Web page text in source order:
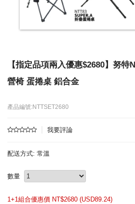
【指定品項兩入優惠$2680】努
營椅 蛋捲桌 鋁合金
產品編號:NTTSET2680
我要評論
配送方式: 常溫
數量
1+1組合優惠價 NT$2680 (USD89.24)